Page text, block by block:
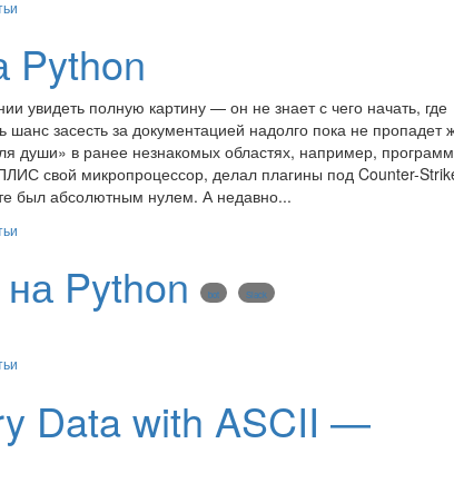
Python
увидеть полную картину — он не знает с чего начать, где
засесть за документацией надолго пока не пропадет
души» в ранее незнакомых областях, например,
свой микропроцессор, делал плагины под Counter-
был абсолютным нулем. А недавно...
Python bot Slack
Data with ASCII —